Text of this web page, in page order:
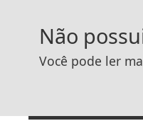
Não
Você pode ler